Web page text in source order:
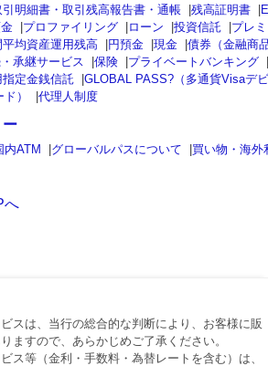
引明細書・取引残高報告書・通帳 |残高証明書 |
|プロファイリング |ローン |投資信託 |プレ
平均資産運用残高 |円預金 |現金 |債券（金融商
承継サービス |保険 |プライベートバンキング |
定金銭信託 |GLOBAL PASS?（多通貨Visaデ
）
|代理人制度
ー
内ATM |グローバルパスについて |買い物・海外
へ
スは、当行の総合的な判断により、お客様に販
ますので、あらかじめご了承ください。
ス等（金利・手数料・為替レートを含む）は、